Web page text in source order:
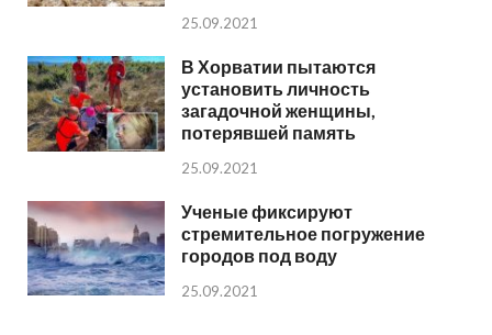
25.09.2021
В Хорватии пытаются
установить личность
загадочной женщины,
потерявшей память
25.09.2021
Ученые фиксируют
стремительное погружение
городов под воду
25.09.2021